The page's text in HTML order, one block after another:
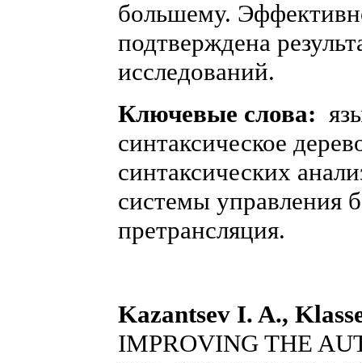
большему.
подтверждена
исследований.
Ключевые слова:
синтаксическое
синтаксических
системы управления
претрансляция.
Kazantsev I. A.,
IMPROVING THE